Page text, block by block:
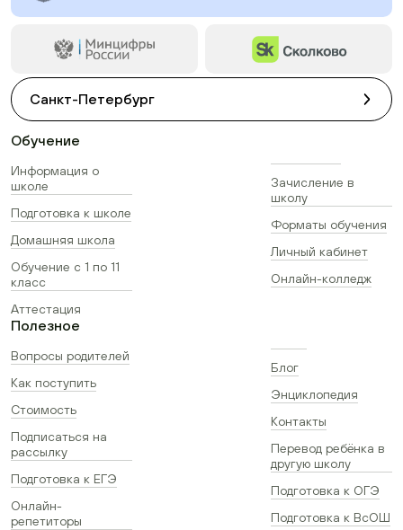
Санкт-Петербург
Обучение
Информация о
школе
Подготовка к школе
Домашняя школа
Обучение с 1 по 11
класс
Аттестация
Зачисление в
школу
Форматы обучения
Личный кабинет
Онлайн-колледж
Полезное
Вопросы родителей
Как поступить
Стоимость
Подписаться на
рассылку
Подготовка к ЕГЭ
Онлайн-
репетиторы
Блог
Энциклопедия
Контакты
Перевод ребёнка в
другую школу
Подготовка к ОГЭ
Подготовка к ВсОШ